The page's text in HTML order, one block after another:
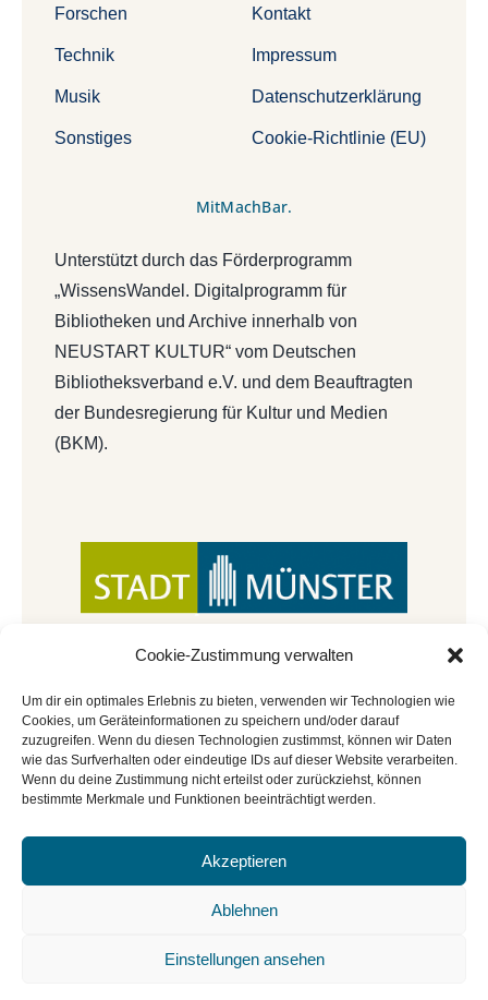
Cookie-Zustimmung verwalten
Um dir ein optimales Erlebnis zu bieten, verwenden wir Technologien wie
Cookies, um Geräteinformationen zu speichern und/oder darauf
zuzugreifen. Wenn du diesen Technologien zustimmst, können wir Daten
wie das Surfverhalten oder eindeutige IDs auf dieser Website verarbeiten.
Wenn du deine Zustimmung nicht erteilst oder zurückziehst, können
bestimmte Merkmale und Funktionen beeinträchtigt werden.
Akzeptieren
Ablehnen
Einstellungen ansehen
Forschen
Technik
Musik
Sonstiges
Kontakt
Impressum
Datenschutzerklärung
Cookie-Richtlinie (EU)
MitMachBar.
Unterstützt durch das Förderprogramm
„WissensWandel. Digitalprogramm für
Bibliotheken und Archive innerhalb von
NEUSTART KULTUR“ vom Deutschen
Bibliotheksverband e.V. und dem Beauftragten
der Bundesregierung für Kultur und Medien
(BKM).
© Copyright 2022 - 2026 | Mitmachbar der
Cookie-Richtlinie